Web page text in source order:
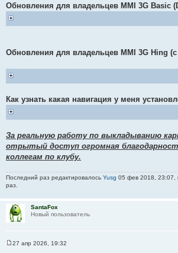
Обновления для владельцев MMI 3G Basic
Обновления для владельцев MMI 3G Hing (c
Как узнать какая навигация у меня
За реальную работу по выкладыванию
отрытый доступ огромная
коллегам по клубу.
Последний раз редактировалось Yusg 05 фев 2018, 23:07,
раз.
SantaFox
Новый пользователь
27 апр 2026, 19:32